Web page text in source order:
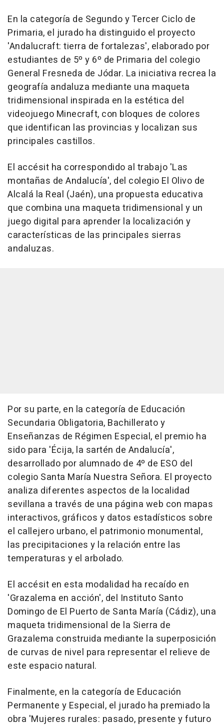
En la categoría de Segundo y Tercer Ciclo de
Primaria, el jurado ha distinguido el proyecto
'Andalucraft: tierra de fortalezas', elaborado por
estudiantes de 5º y 6º de Primaria del colegio
General Fresneda de Jódar. La iniciativa recrea la
geografía andaluza mediante una maqueta
tridimensional inspirada en la estética del
videojuego Minecraft, con bloques de colores
que identifican las provincias y localizan sus
principales castillos.
El accésit ha correspondido al trabajo 'Las
montañas de Andalucía', del colegio El Olivo de
Alcalá la Real (Jaén), una propuesta educativa
que combina una maqueta tridimensional y un
juego digital para aprender la localización y
características de las principales sierras
andaluzas.
Por su parte, en la categoría de Educación
Secundaria Obligatoria, Bachillerato y
Enseñanzas de Régimen Especial, el premio ha
sido para 'Écija, la sartén de Andalucía',
desarrollado por alumnado de 4º de ESO del
colegio Santa María Nuestra Señora. El proyecto
analiza diferentes aspectos de la localidad
sevillana a través de una página web con mapas
interactivos, gráficos y datos estadísticos sobre
el callejero urbano, el patrimonio monumental,
las precipitaciones y la relación entre las
temperaturas y el arbolado.
El accésit en esta modalidad ha recaído en
'Grazalema en acción', del Instituto Santo
Domingo de El Puerto de Santa María (Cádiz), una
maqueta tridimensional de la Sierra de
Grazalema construida mediante la superposición
de curvas de nivel para representar el relieve de
este espacio natural.
Finalmente, en la categoría de Educación
Permanente y Especial, el jurado ha premiado la
obra 'Mujeres rurales: pasado, presente y futuro